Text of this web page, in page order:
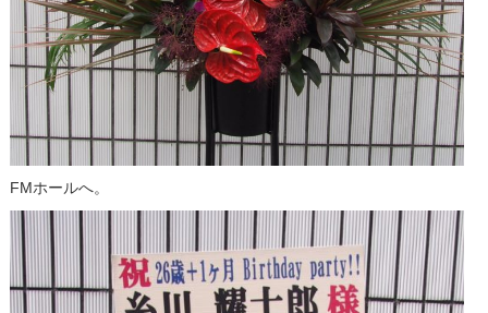
FMホールへ。